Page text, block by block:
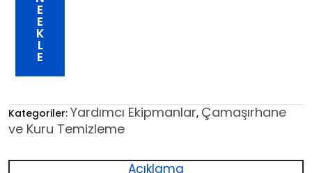
E
E
K
L
E
Kategoriler: Yardımcı Ekipmanlar, Çamaşırhane
ve Kuru Temizleme
Açıklama